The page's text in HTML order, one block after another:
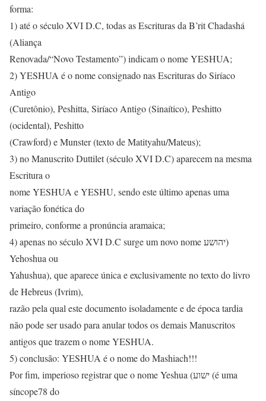
forma:
1) até o século XVI D.C, todas as Escrituras da B’rit Chadashá
(Aliança
Renovada/“Novo Testamento”) indicam o nome YESHUA;
2) YESHUA é o nome consignado nas Escrituras do Siríaco
Antigo
(Curetônio), Peshitta, Siríaco Antigo (Sinaítico), Peshitto
(ocidental), Peshitto
(Crawford) e Munster (texto de Matityahu/Mateus);
3) no Manuscrito Duttilet (século XVI D.C) aparecem na mesma
Escritura o
nome YESHUA e YESHU, sendo este último apenas uma
variação fonética do
primeiro, conforme a pronúncia aramaica;
4) apenas no século XVI D.C surge um novo nome יהושע)
Yehoshua ou
Yahushua), que aparece única e exclusivamente no texto do livro
de Hebreus (Ivrim),
razão pela qual este documento isoladamente e de época tardia
não pode ser usado para anular todos os demais Manuscritos
antigos que trazem o nome YESHUA.
5) conclusão: YESHUA é o nome do Mashiach!!!
Por fim, imperioso registrar que o nome Yeshua (ישוע (é uma
síncope78 do